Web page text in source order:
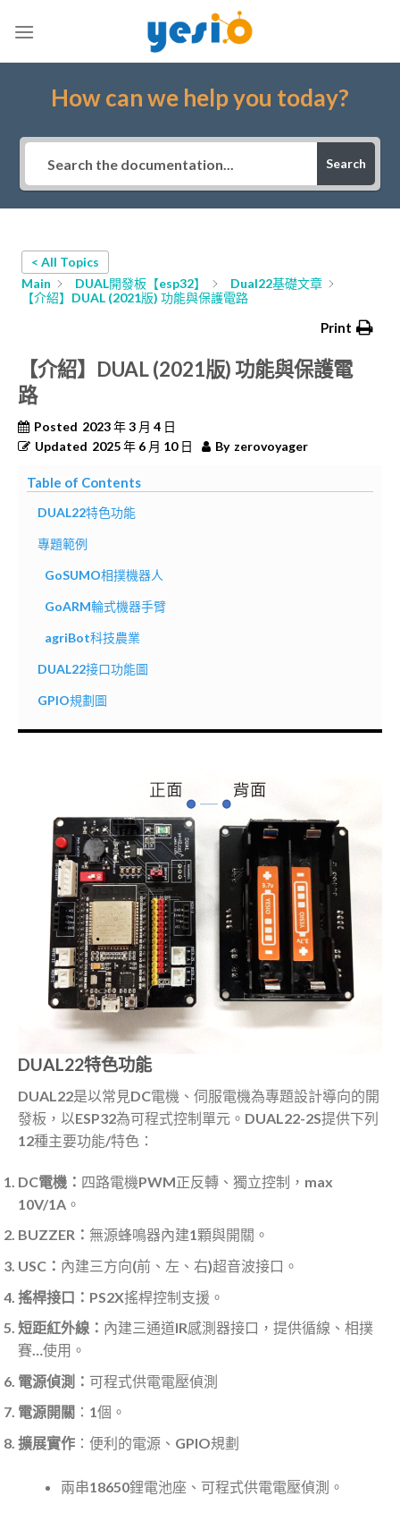
How can we help you today?
Search
< All Topics
Main
DUAL開發板【esp32】
Dual22基礎文章
【介紹】DUAL (2021版) 功能與保護電路
Print
【介紹】DUAL (2021版) 功能與保護電
路
Posted 2023 年 3 月 4 日
Updated 2025 年 6 月 10 日 By zerovoyager
Table of Contents
DUAL22特色功能
專題範例
GoSUMO相撲機器人
GoARM輪式機器手臂
agriBot科技農業
DUAL22接口功能圖
GPIO規劃圖
DUAL22特色功能
DUAL22是以常見DC電機、伺服電機為專題設計導向的開
發板，以ESP32為可程式控制單元。DUAL22-2S提供下列
12種主要功能/特色：
DC電機： 四路電機PWM正反轉、獨立控制，max
10V/1A。
BUZZER： 無源蜂鳴器內建1顆與開關。
USC： 內建三方向(前、左、右)超音波接口。
搖桿接口： PS2X搖桿控制支援。
短距紅外線： 內建三通道IR感測器接口，提供循線、相撲
賽…使用。
電源偵測： 可程式供電電壓偵測
電源開關 ：1個。
擴展實作 ：便利的電源、GPIO規劃
兩串18650鋰電池座、可程式供電電壓偵測。